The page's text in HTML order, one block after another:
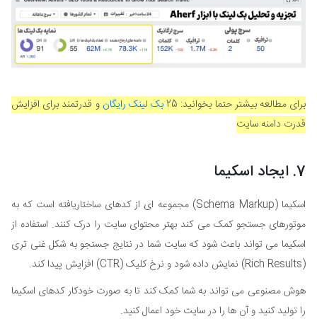
برای مطالعه بیشتر حتما بخوانید: 25 بک لینک رایگان و قدرتمند برای افزایش
قدرت دامنه سایت
7. ایجاد اسکیما
اسکیما (Schema Markup) مجموعه ای از کدهای ساختاریافته است که به
موتورهای جستجو کمک می کند بهتر محتوای سایت را درک کنند. استفاده از
اسکیما می تواند باعث شود که سایت شما در نتایج جستجو به شکل غنی تری
(Rich Results) نمایش داده شود و نرخ کلیک (CTR) افزایش پیدا کند.
هوش مصنوعی می تواند به شما کمک کند تا به صورت خودکار کدهای اسکیما
را تولید کنید و آن ها را در سایت خود اعمال کنید.